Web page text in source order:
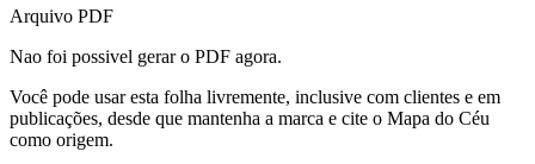
Arquivo PDF
Nao foi possivel gerar o PDF agora.
Você pode usar esta folha livremente, inclusive com clientes e em
publicações, desde que mantenha a marca e cite o Mapa do Céu
como origem.